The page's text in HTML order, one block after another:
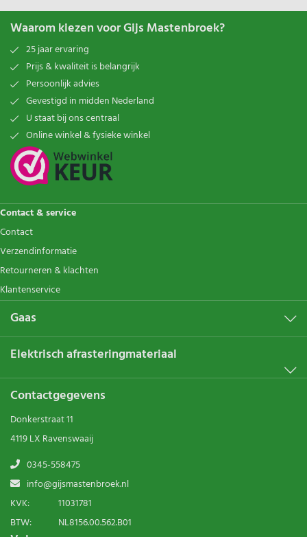
Waarom kiezen voor Gijs Mastenbroek?
25 jaar ervaring
Prijs & kwaliteit is belangrijk
Persoonlijk advies
Gevestigd in midden Nederland
U staat bij ons centraal
Online winkel & fysieke winkel
Contact & service
Contact
Verzendinformatie
Retourneren & klachten
Klantenservice
Gaas
Elektrisch afrasteringmateriaal
Contactgegevens
Donkerstraat 11
4119 LX Ravenswaaij
0345-558475
info@gijsmastenbroek.nl
KVK:
11031781
BTW:
NL8156.00.562.B01